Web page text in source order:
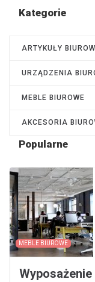
Kategorie
ARTYKUŁY
URZĄDZENIA
MEBLE BIUROWE
AKCESORIA
Popularne
MEBLE BIUROWE